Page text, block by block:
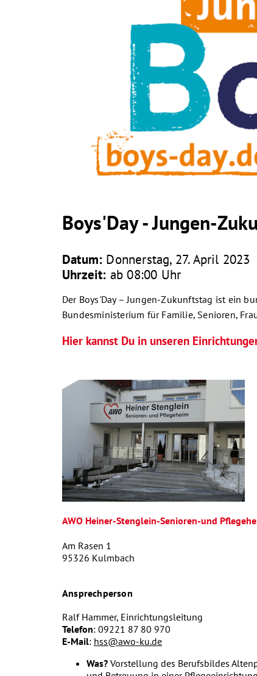
Boys'Day - Jungen-
Datum: Donnerstag, 27. April 2023
Uhrzeit: ab 08:00 Uhr
Der Boys'Day – Jungen-Zukunftstag ist ein
Bundesministerium für Familie, Senioren,
Hier kannst Du in unseren
AWO Heiner-Stenglein-Senioren-und
Am Rasen 1
95326 Kulmbach
Ansprechperson
Ralf Hammer, Einrichtungsleitung
Telefon: 09221 87 80 970
E-Mail: hss@awo-ku.de
Was? Vorstellung des Berufsbildes